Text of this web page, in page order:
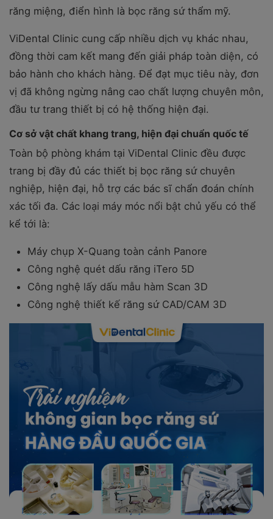
răng miệng, điển hình là bọc răng sứ thẩm mỹ.
ViDental Clinic cung cấp nhiều dịch vụ khác nhau,
đồng thời cam kết mang đến giải pháp toàn diện, có
bảo hành cho khách hàng. Để đạt mục tiêu này, đơn
vị đã không ngừng nâng cao chất lượng chuyên môn,
đầu tư trang thiết bị có hệ thống hiện đại.
Cơ sở vật chất khang trang, hiện đại chuẩn quốc tế
Toàn bộ phòng khám tại ViDental Clinic đều được
trang bị đầy đủ các thiết bị bọc răng sứ chuyên
nghiệp, hiện đại, hỗ trợ các bác sĩ chẩn đoán chính
xác tối đa. Các loại máy móc nổi bật chủ yếu có thể
kể tới là:
Máy chụp X-Quang toàn cảnh Panore
Công nghệ quét dấu răng iTero 5D
Công nghệ lấy dấu mẫu hàm Scan 3D
Công nghệ thiết kế răng sứ CAD/CAM 3D